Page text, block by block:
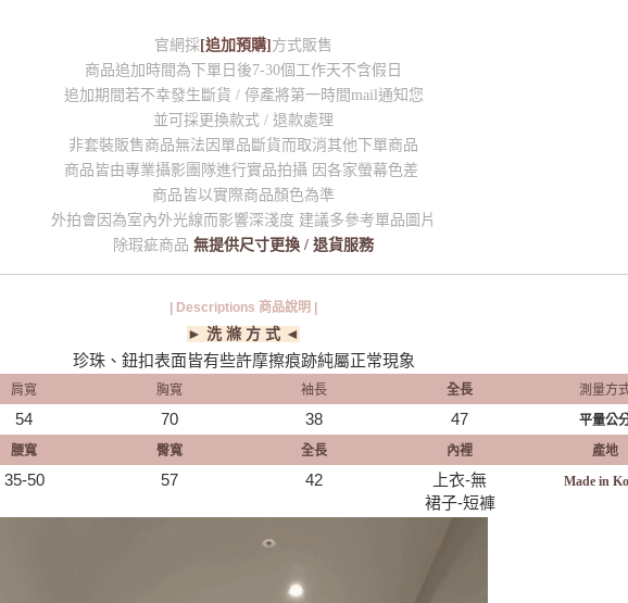
官網採 [追加預購] 方式販售
商品追加時間為下單日後7-30個工作天不含假日
追加期間若不幸發生斷貨 / 停產將第一時間mail通知您
並可採更換款式 / 退款處理
非套裝販售商品無法因單品斷貨而取消其他下單商品
商品皆由專業攝影團隊進行實品拍攝 因各家螢幕色差
商品皆以實際商品顏色為準
外拍會因為室內外光線而影響深淺度 建議多參考單品圖片
除瑕疵商品 無提供尺寸更換 / 退貨服務
| Descriptions 商品說明 |
► 洗 滌 方 式 ◄
珍珠、鈕扣表面皆有些許摩擦痕跡純屬正常現象
肩寬 胸寬 袖長 全長
測量方
54 70 38 47
平量公
腰寬 臀寬 全長 內裡
產地
35-50 57 42
上衣-無
裙子-短褲
Made in